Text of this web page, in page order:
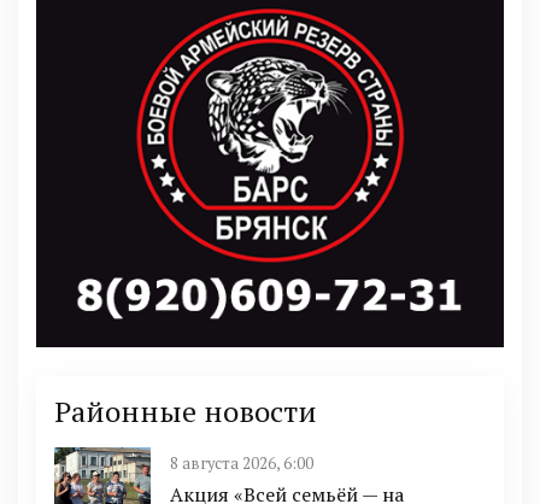
Районные новости
8 августа 2026, 6:00
Акция «Всей семьёй — на